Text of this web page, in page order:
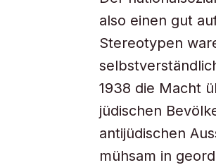
also einen gut
Stereotypen
1938 die Macht
jüdischen
antijüdischen
mühsam in